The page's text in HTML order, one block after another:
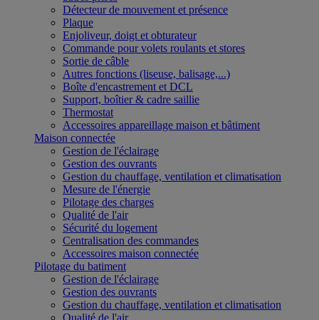
Détecteur de mouvement et présence
Plaque
Enjoliveur, doigt et obturateur
Commande pour volets roulants et stores
Sortie de câble
Autres fonctions (liseuse, balisage,...)
Boîte d'encastrement et DCL
Support, boîtier & cadre saillie
Thermostat
Accessoires appareillage maison et bâtiment
Maison connectée
Gestion de l'éclairage
Gestion des ouvrants
Gestion du chauffage, ventilation et climatisation
Mesure de l'énergie
Pilotage des charges
Qualité de l'air
Sécurité du logement
Centralisation des commandes
Accessoires maison connectée
Pilotage du batiment
Gestion de l'éclairage
Gestion des ouvrants
Gestion du chauffage, ventilation et climatisation
Qualité de l'air